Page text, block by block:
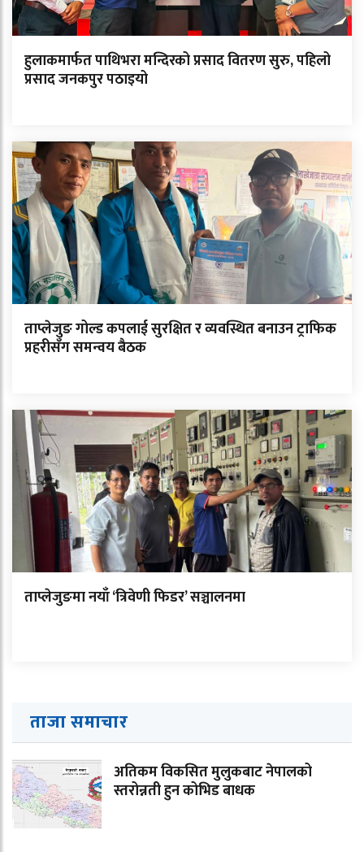
हुलाकमार्फत पाथिभरा मन्दिरको प्रसाद वितरण सुरु, पहिलो
प्रसाद जनकपुर पठाइयो
ताप्लेजुङ गोल्ड कपलाई सुरक्षित र व्यवस्थित बनाउन ट्राफिक
प्रहरीसँग समन्वय बैठक
ताप्लेजुङमा नयाँ ‘त्रिवेणी फिडर’ सञ्चालनमा
ताजा समाचार
अतिकम विकसित मुलुकबाट नेपालको
स्तरोन्नती हुन कोभिड बाधक